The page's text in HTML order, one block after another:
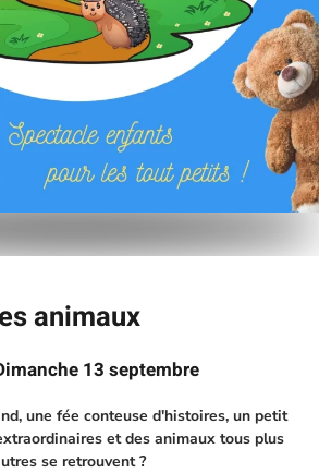
animaux
13 septembre
une fée conteuse d'histoires, un petit
et des animaux tous plus
se retrouvent ?